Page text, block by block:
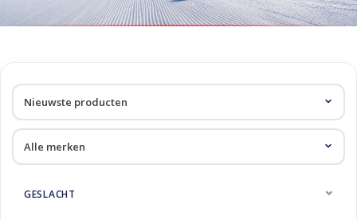
Koopgidsen
Producten getagd met
inlegzool
GESLACHT